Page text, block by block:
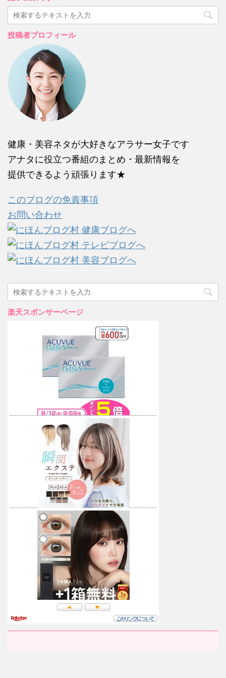
投稿者プロフィール
健康・美容ネタが大好きなアラサー女子です
アナタに役立つ番組のまとめ・最新情報を
提供できるよう頑張ります★
このブログの免責事項
お問い合わせ
楽天スポンサーページ